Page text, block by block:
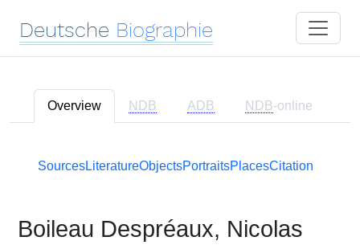
Deutsche Biographie
Overview NDB ADB NDB-online
SourcesLiteratureObjectsPortraitsPlacesCitation
Boileau Despréaux, Nicolas